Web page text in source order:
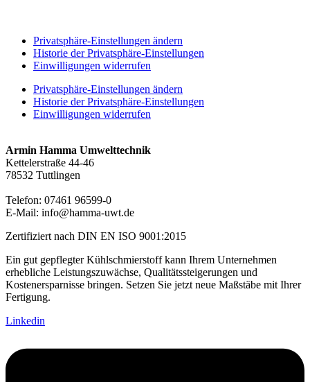
Privatsphäre-Einstellungen ändern
Historie der Privatsphäre-Einstellungen
Einwilligungen widerrufen
Privatsphäre-Einstellungen ändern
Historie der Privatsphäre-Einstellungen
Einwilligungen widerrufen
Armin Hamma Umwelttechnik
Kettelerstraße 44-46
78532 Tuttlingen
Telefon: 07461 96599-0
E-Mail: info@hamma-uwt.de
Zertifiziert nach DIN EN ISO 9001:2015
Ein gut gepflegter Kühlschmierstoff kann Ihrem Unternehmen
erhebliche Leistungszuwächse, Qualitätssteigerungen und
Kostenersparnisse bringen. Setzen Sie jetzt neue Maßstäbe mit Ihrer
Fertigung.
Linkedin